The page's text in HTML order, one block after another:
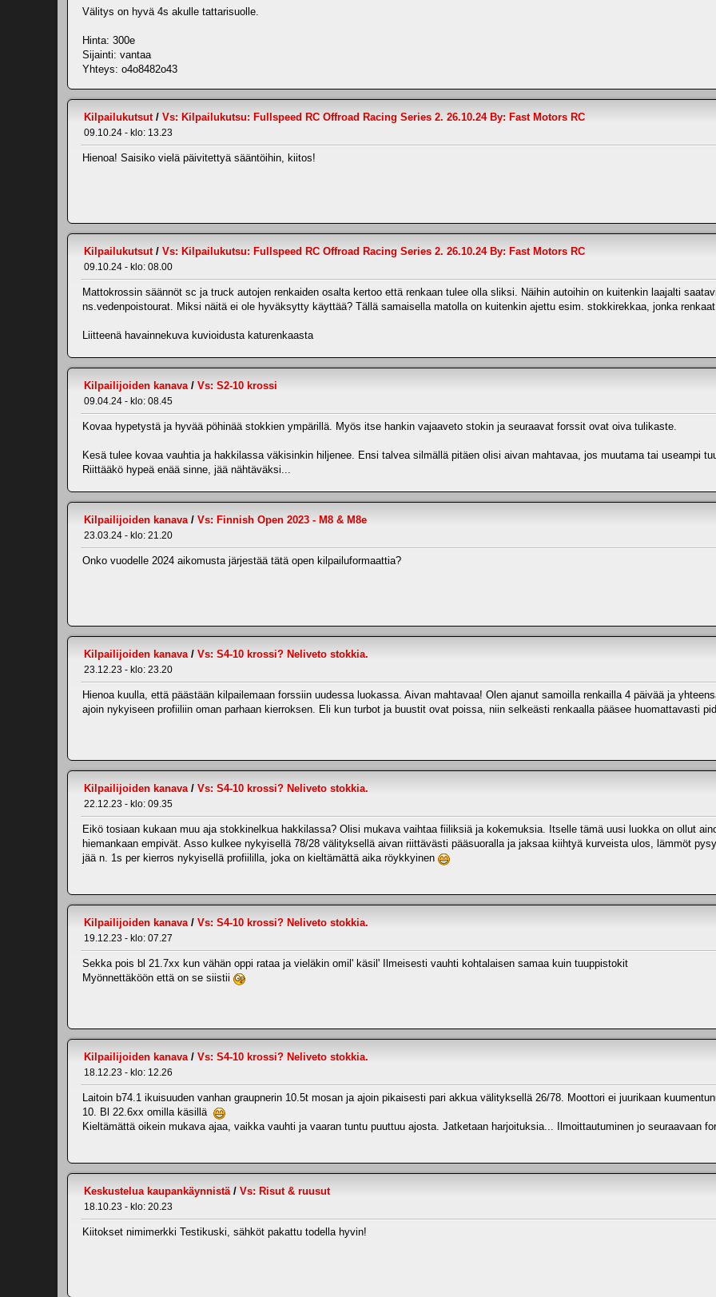
Välitys on hyvä 4s akulle tattarisuolle.
Hinta: 300e
Sijainti: vantaa
Yhteys: o4o8482o43
Kilpailukutsut/ Vs: Kilpailukutsu: Fullspeed RC Offroad Racing Series 2. 26.10.24 By: Fast Motors RC
09.10.24 - klo: 13.23
Hienoa! Saisiko vielä päivitettyä sääntöihin, kiitos!
Kilpailukutsut/ Vs: Kilpailukutsu: Fullspeed RC Offroad Racing Series 2. 26.10.24 By: Fast Motors RC
09.10.24 - klo: 08.00
Mattokrossin säännöt sc ja truck autojen renkaiden osalta kertoo että renkaan tulee olla sliksi. Näihin autoihin on kuitenkin laajalti
ns.vedenpoistourat. Miksi näitä ei ole hyväksytty käyttää? Tällä samaisella matolla on kuitenkin ajettu esim. stokkirekkaa, jonka
Liitteenä havainnekuva kuvioidusta katurenkaasta
Kilpailijoiden kanava/ Vs: S2-10 krossi
09.04.24 - klo: 08.45
Kovaa hypetystä ja hyvää pöhinää stokkien ympärillä. Myös itse hankin vajaaveto stokin ja seuraavat forssit ovat oiva tulikaste.
Kesä tulee kovaa vauhtia ja hakkilassa väkisinkin hiljenee. Ensi talvea silmällä pitäen olisi aivan mahtavaa, jos muutama tai useampi
Riittääkö hypeä enää sinne, jää nähtäväksi...
Kilpailijoiden kanava/ Vs: Finnish Open 2023 - M8 & M8e
23.03.24 - klo: 21.20
Onko vuodelle 2024 aikomusta järjestää tätä open kilpailuformaattia?
Kilpailijoiden kanava/ Vs: S4-10 krossi? Neliveto stokkia.
23.12.23 - klo: 23.20
Hienoa kuulla, että päästään kilpailemaan forssiin uudessa luokassa. Aivan mahtavaa! Olen ajanut samoilla renkailla 4 päivää ja
ajoin nykyiseen profiiliin oman parhaan kierroksen. Eli kun turbot ja buustit ovat poissa, niin selkeästi renkaalla pääsee huomattavasti
Kilpailijoiden kanava/ Vs: S4-10 krossi? Neliveto stokkia.
22.12.23 - klo: 09.35
Eikö tosiaan kukaan muu aja stokkinelkua hakkilassa? Olisi mukava vaihtaa fiiliksiä ja kokemuksia. Itselle tämä uusi luokka on ollut
hiemankaan empivät. Asso kulkee nykyisellä 78/28 välityksellä aivan riittävästi pääsuoralla ja jaksaa kiihtyä kurveista ulos, lämmöt
jää n. 1s per kierros nykyisellä profiililla, joka on kieltämättä aika röykkyinen
Kilpailijoiden kanava/ Vs: S4-10 krossi? Neliveto stokkia.
19.12.23 - klo: 07.27
Sekka pois bl 21.7xx kun vähän oppi rataa ja vieläkin omil' käsil' Ilmeisesti vauhti kohtalaisen samaa kuin tuuppistokit
Myönnettäköön että on se siistii
Kilpailijoiden kanava/ Vs: S4-10 krossi? Neliveto stokkia.
18.12.23 - klo: 12.26
Laitoin b74.1 ikuisuuden vanhan graupnerin 10.5t mosan ja ajoin pikaisesti pari akkua välityksellä 26/78. Moottori ei juurikaan
10. Bl 22.6xx omilla käsillä
Kieltämättä oikein mukava ajaa, vaikka vauhti ja vaaran tuntu puuttuu ajosta. Jatketaan harjoituksia... Ilmoittautuminen jo seuraavaan
Keskustelua kaupankäynnistä/ Vs: Risut & ruusut
18.10.23 - klo: 20.23
Kiitokset nimimerkki Testikuski, sähköt pakattu todella hyvin!